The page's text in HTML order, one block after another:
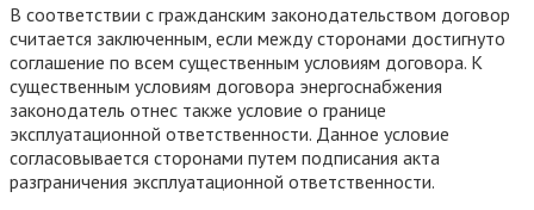
В соответствии с гражданским законодательством договор
считается заключенным, если между сторонами достигнуто
соглашение по всем существенным условиям договора. К
существенным условиям договора энергоснабжения
законодатель отнес также условие о границе
эксплуатационной ответственности. Данное условие
согласовывается сторонами путем подписания акта
разграничения эксплуатационной ответственности.